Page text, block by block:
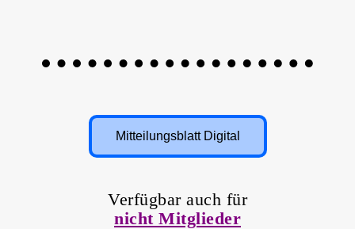
Mitteilungsblatt Digital
Verfügbar auch für
nicht Mitglieder